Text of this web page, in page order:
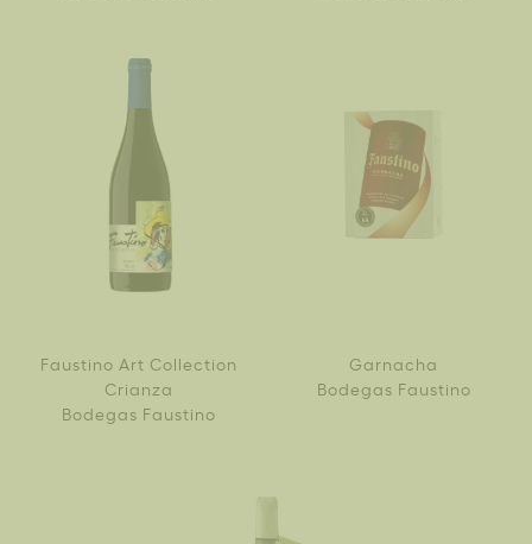
Faustino Art Collection
Crianza
Bodegas Faustino
Garnacha
Bodegas Faustino